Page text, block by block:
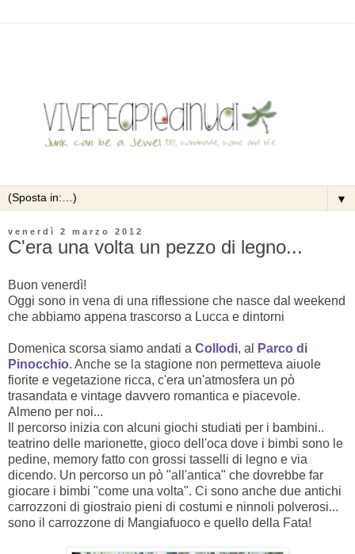
▼
venerdì 2 marzo 2012
C'era una volta un pezzo di legno...
Buon venerdì!
Oggi sono in vena di una riflessione che nasce dal weekend
che abbiamo appena trascorso a Lucca e dintorni
Domenica scorsa siamo andati a Collodi, al
Parco di
Pinocchio. Anche se la stagione non permetteva aiuole
fiorite e vegetazione ricca, c'era un'atmosfera un pò
trasandata e vintage davvero romantica e piacevole.
Almeno per noi...
Il percorso inizia con alcuni giochi studiati per i bambini..
teatrino delle marionette, gioco dell'oca dove i bimbi sono le
pedine, memory fatto con grossi tasselli di legno e via
dicendo. Un percorso un pò "all'antica" che dovrebbe far
giocare i bimbi "come una volta". Ci sono anche due antichi
carrozzoni di giostraio pieni di costumi e ninnoli polverosi...
sono il carrozzone di Mangiafuoco e quello della Fata!